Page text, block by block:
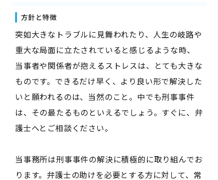
方針と特徴
突如大きなトラブルに見舞われたり、人生の岐路や
重大な局面に立たされていると感じるような時、
当事者や関係者が抱えるストレスは、とても大きな
ものです。できるだけ早く、より良い形で解決した
いと願われるのは、当然のこと。中でも刑事事件
は、その最たるものといえるでしょう。すぐに、弁
護士へとご相談ください。
当事務所は刑事事件の解決に積極的に取り組んでお
ります。弁護士の助けを必要とする方に対して、常